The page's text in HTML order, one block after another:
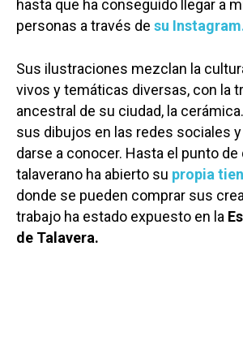
hasta que ha conseguido llegar a
personas a través de su
Sus ilustraciones mezclan la
vivos y temáticas diversas, con la
ancestral de su ciudad, la
sus dibujos en las redes sociales
darse a conocer. Hasta el punto de
talaverano ha abierto su propia
donde se pueden comprar sus
trabajo ha estado expuesto en la
de Talavera.